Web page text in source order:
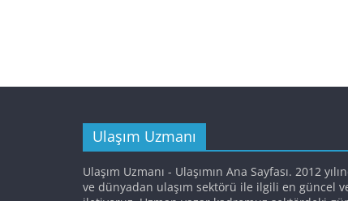
Ulaşım Uzmanı
Ulaşım Uzmanı - Ulaşımın Ana Sayfası. 2012
ve dünyadan ulaşım sektörü ile ilgili en güncel